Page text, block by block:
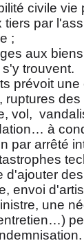
civile
par
;
aux
trouvent.
prévoit
, ruptures
vol,
à
par arrêté
d'ajouter
envoi
une